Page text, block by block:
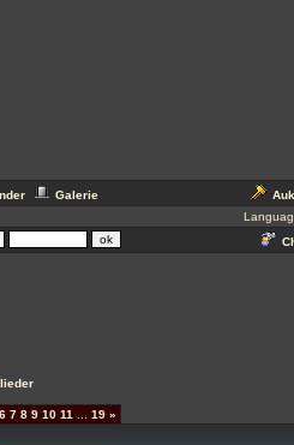
Galerie
6 7 8 9 10 11 19 »